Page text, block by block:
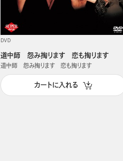
DVD
道中師 怨み掏ります 恋も掏ります
道中師 怨み掏ります 恋も掏ります
カートに入れる